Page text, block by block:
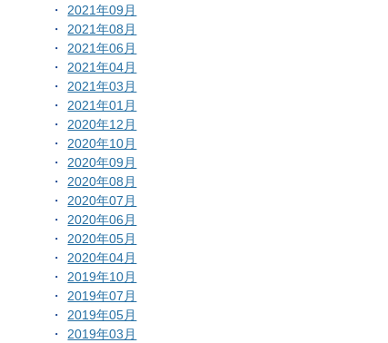
2021年09月
2021年08月
2021年06月
2021年04月
2021年03月
2021年01月
2020年12月
2020年10月
2020年09月
2020年08月
2020年07月
2020年06月
2020年05月
2020年04月
2019年10月
2019年07月
2019年05月
2019年03月